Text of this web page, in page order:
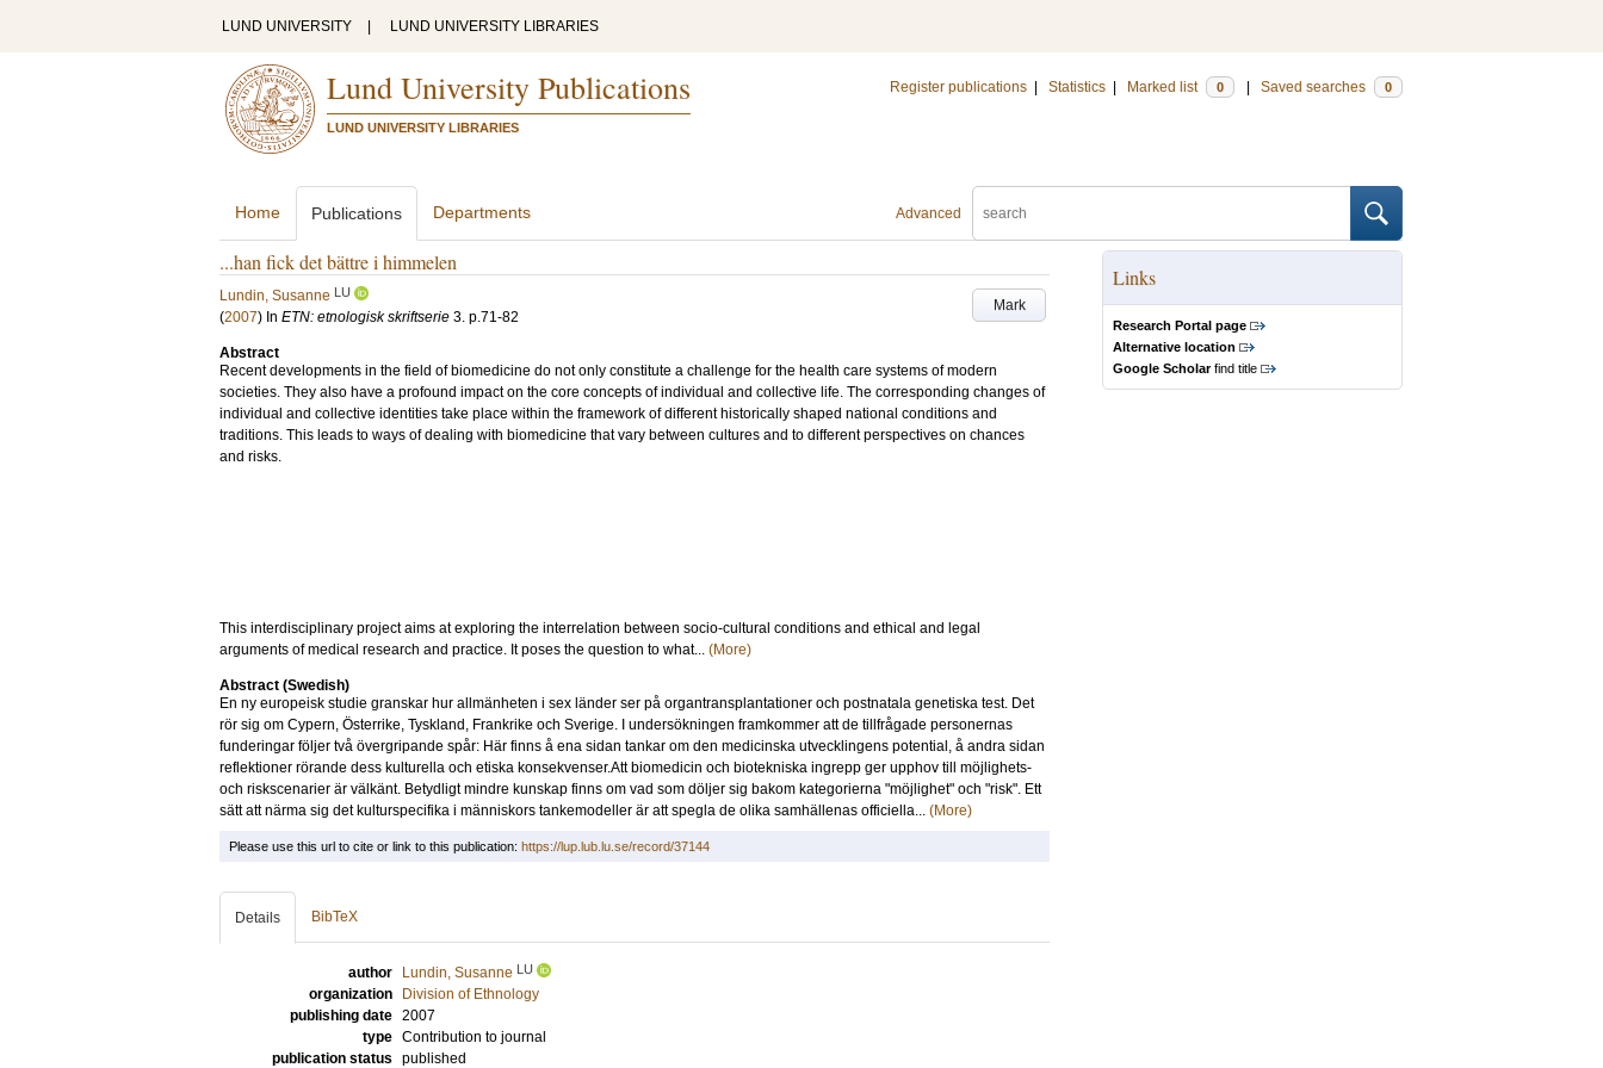
LUND UNIVERSITY LUND UNIVERSITY LIBRARIES
Lund University Publications
LUND UNIVERSITY LIBRARIES
Register publications Statistics Marked list 0 Saved searches 0
Advanced
Home Publications Departments
...han fick det bättre i himmelen
Mark
Lundin, Susanne LU
(2007) In ETN: etnologisk skriftserie 3. p.71-82
Abstract
Recent developments in the field of biomedicine do not only constitute a challenge for the health care systems of modern
societies. They also have a profound impact on the core concepts of individual and collective life. The corresponding changes of
individual and collective identities take place within the framework of different historically shaped national conditions and
traditions. This leads to ways of dealing with biomedicine that vary between cultures and to different perspectives on chances
and risks.
This interdisciplinary project aims at exploring the interrelation between socio-cultural conditions and ethical and legal
arguments of medical research and practice. It poses the question to what... (More)
Abstract (Swedish)
En ny europeisk studie granskar hur allmänheten i sex länder ser på organtransplantationer och postnatala genetiska test. Det
rör sig om Cypern, Österrike, Tyskland, Frankrike och Sverige. I undersökningen framkommer att de tillfrågade personernas
funderingar följer två övergripande spår: Här finns å ena sidan tankar om den medicinska utvecklingens potential, å andra sidan
reflektioner rörande dess kulturella och etiska konsekvenser.Att biomedicin och biotekniska ingrepp ger upphov till möjlighets-
och riskscenarier är välkänt. Betydligt mindre kunskap finns om vad som döljer sig bakom kategorierna "möjlighet" och "risk". Ett
sätt att närma sig det kulturspecifika i människors tankemodeller är att spegla de olika samhällenas officiella... (More)
Links
Research Portal page
Alternative location
Google Scholarfind title
Please use this url to cite or link to this publication: https://lup.lub.lu.se/record/37144
Details BibTeX
author Lundin, Susanne LU
organization
Division of Ethnology
publishing date 2007
type Contribution to journal
publication status published